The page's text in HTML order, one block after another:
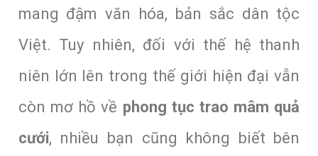
mang đậm văn hóa, bản sắc dân tộc
Việt. Tuy nhiên, đối với thế hệ thanh
niên lớn lên trong thế giới hiện đại vẫn
còn mơ hồ về phong tục trao mâm quả
cưới, nhiều bạn cũng không biết bên